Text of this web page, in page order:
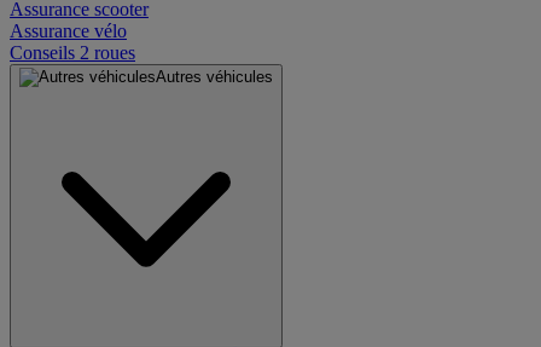
Assurance scooter
Assurance vélo
Conseils 2 roues
Autres véhicules